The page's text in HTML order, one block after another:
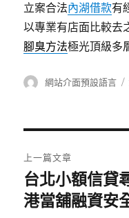
立案合法內湖借款有
以專業有店面比較去
腳臭方法極光頂級多
作
網站介面預設語言
章
導
上一篇文章
上
一
台北小額信貸
港當舖融資安